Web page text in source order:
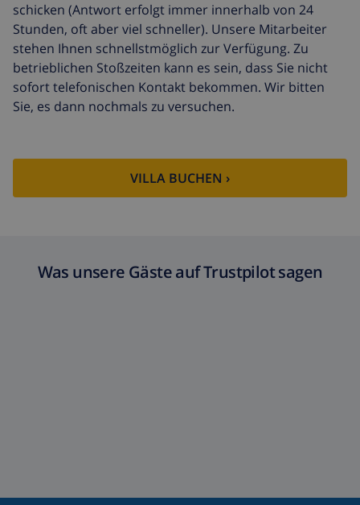
schicken (Antwort erfolgt immer innerhalb von 24
Stunden, oft aber viel schneller). Unsere Mitarbeiter
stehen Ihnen schnellstmöglich zur Verfügung. Zu
betrieblichen Stoßzeiten kann es sein, dass Sie nicht
sofort telefonischen Kontakt bekommen. Wir bitten
Sie, es dann nochmals zu versuchen.
VILLA BUCHEN ›
Was unsere Gäste auf Trustpilot sagen